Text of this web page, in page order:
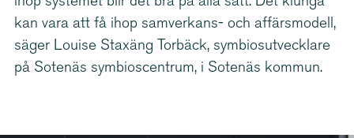
kan vara att få ihop samverkans- och affärsmodell,
säger Louise Staxäng Torbäck, symbi­os­ut­vecklare
på Sotenäs symbi­os­centrum, i Sotenäs kommun.